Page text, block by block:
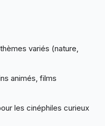
variés (nature,
animés, films
les cinéphiles curieux